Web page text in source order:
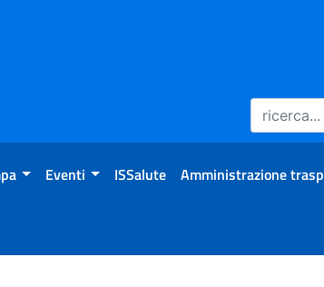
Eventi ISSalute Amministrazione